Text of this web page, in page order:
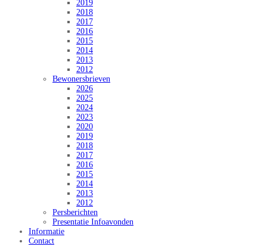
2019
2018
2017
2016
2015
2014
2013
2012
Bewonersbrieven
2026
2025
2024
2023
2020
2019
2018
2017
2016
2015
2014
2013
2012
Persberichten
Presentatie Infoavonden
Informatie
Contact